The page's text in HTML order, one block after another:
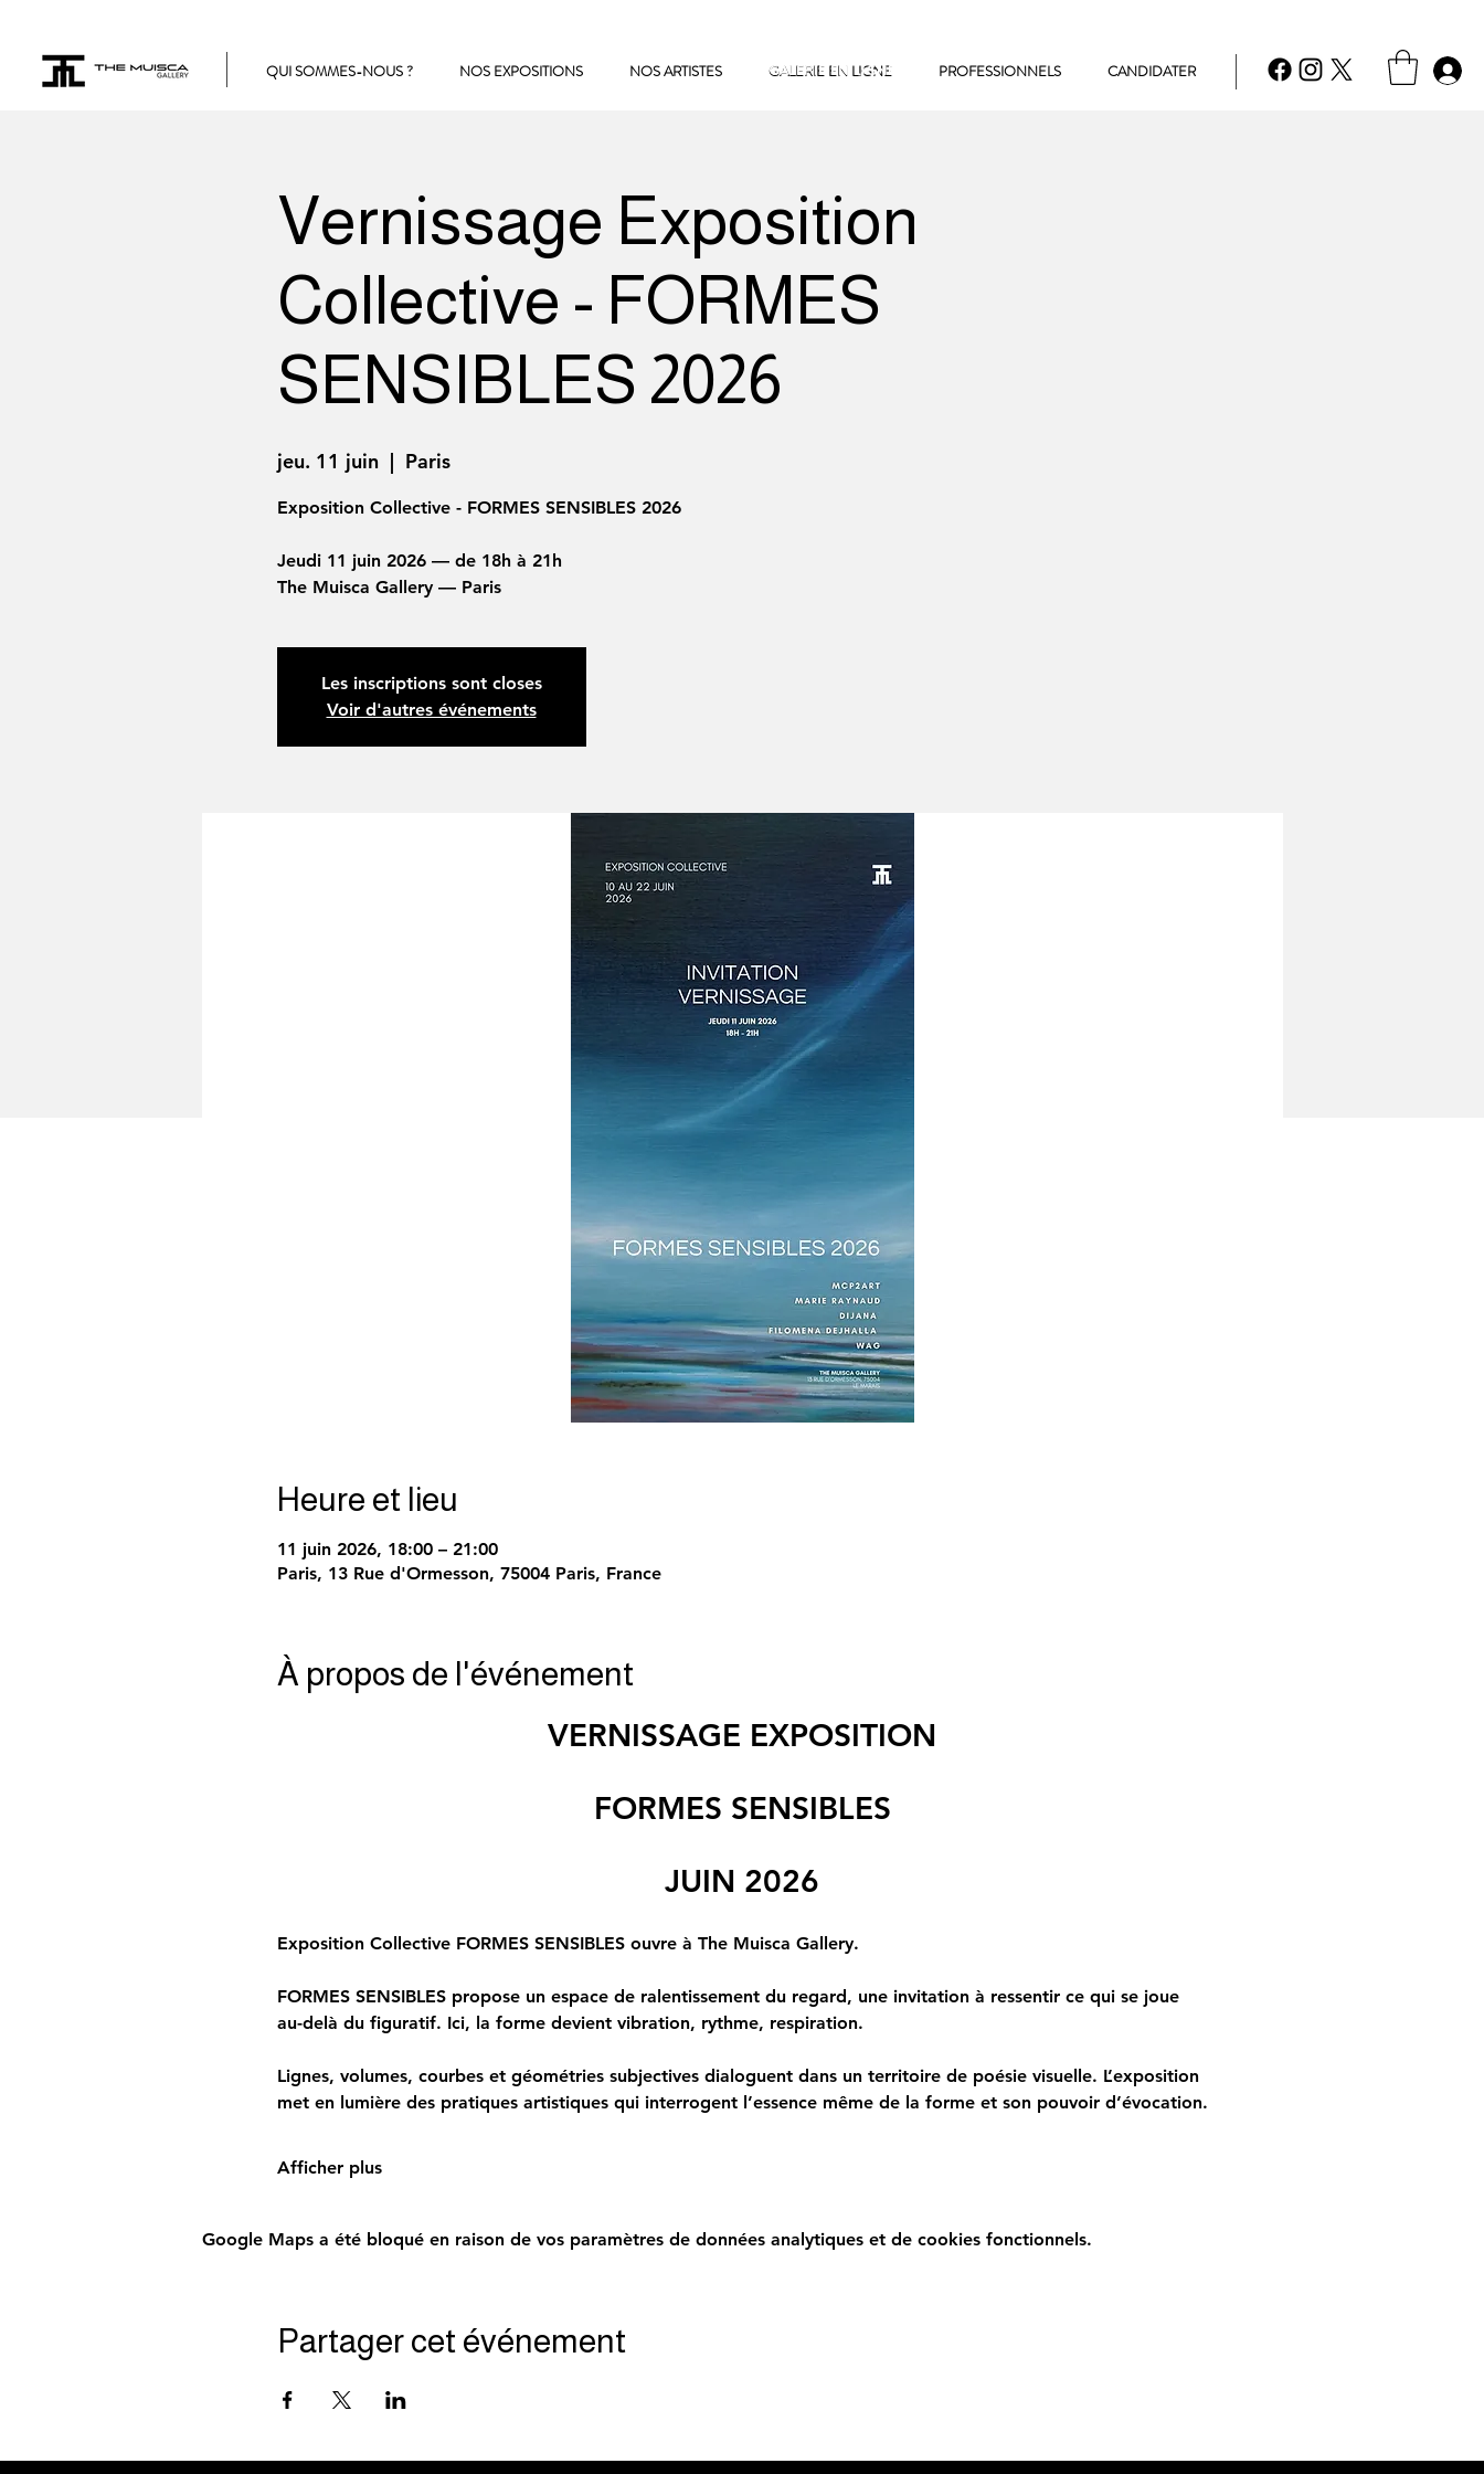
QUI SOMMES-NOUS ? NOS EXPOSITIONS NOS ARTISTES GALERIE EN LIGNE PROFESSIONNELS CANDIDATER
GALERIE EN LIGNE
Vernissage Exposition
Collective - FORMES
SENSIBLES 2026
jeu. 11 juin
  |
Paris
Exposition Collective - FORMES SENSIBLES 2026
Jeudi 11 juin 2026 — de 18h à 21h
The Muisca Gallery — Paris
Les inscriptions sont closes
Voir d'autres événements
Heure et lieu
11 juin 2026, 18:00 – 21:00
Paris, 13 Rue d'Ormesson, 75004 Paris, France
À propos de l'événement
VERNISSAGE EXPOSITION
FORMES SENSIBLES
JUIN 2026
Exposition Collective FORMES SENSIBLES ouvre à The Muisca Gallery.
FORMES SENSIBLES propose un espace de ralentissement du regard, une invitation à ressentir ce qui se joue
au-delà du figuratif. Ici, la forme devient vibration, rythme, respiration.
Lignes, volumes, courbes et géométries subjectives dialoguent dans un territoire de poésie visuelle. L’exposition
met en lumière des pratiques artistiques qui interrogent l’essence même de la forme et son pouvoir d’évocation.
Afficher plus
Google Maps a été bloqué en raison de vos paramètres de données analytiques et de cookies fonctionnels.
Partager cet événement